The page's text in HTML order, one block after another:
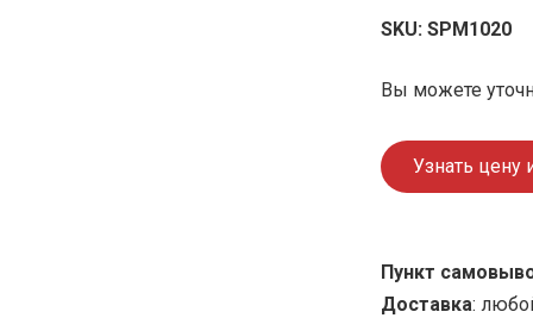
SKU: SPM1020
Вы можете
Узнать цену
Пункт
Доставка: